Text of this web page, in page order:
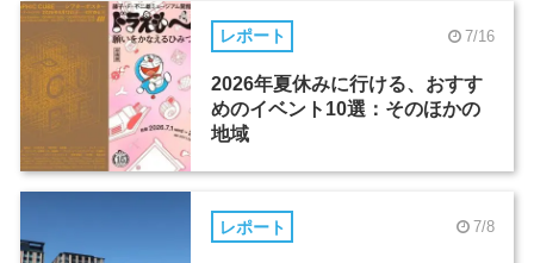
レポート 7/16
2026年夏休みに行ける、おすす
めのイベント10選：そのほかの
地域
レポート 7/8